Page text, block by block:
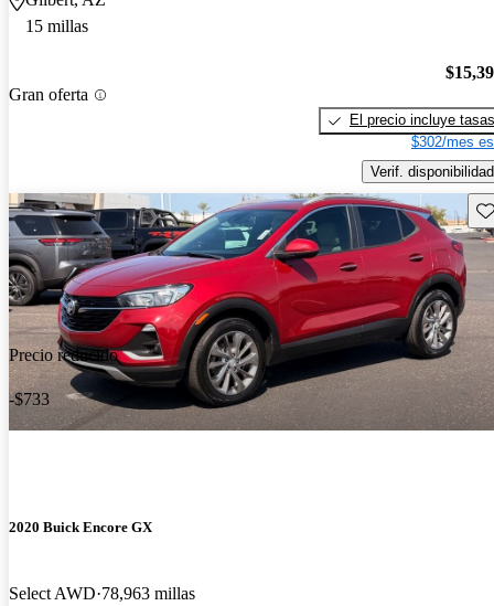
15 millas
Gran oferta
El precio incluye tasas
$302/mes
Verif. disponibilidad
Precio reducido
-$733
2020 Buick Encore GX
Select AWD 78,963 millas